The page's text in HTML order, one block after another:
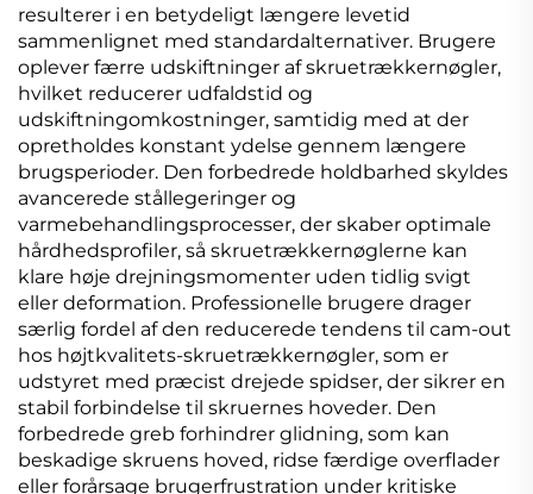
resulterer i en betydeligt længere levetid
sammenlignet med standardalternativer. Brugere
oplever færre udskiftninger af skruetrækkernøgler,
hvilket reducerer udfaldstid og
udskiftningomkostninger, samtidig med at der
opretholdes konstant ydelse gennem længere
brugsperioder. Den forbedrede holdbarhed skyldes
avancerede stållegeringer og
varmebehandlingsprocesser, der skaber optimale
hårdhedsprofiler, så skruetrækkernøglerne kan
klare høje drejningsmomenter uden tidlig svigt
eller deformation. Professionelle brugere drager
særlig fordel af den reducerede tendens til cam-out
hos højtkvalitets-skruetrækkernøgler, som er
udstyret med præcist drejede spidser, der sikrer en
stabil forbindelse til skruernes hoveder. Den
forbedrede greb forhindrer glidning, som kan
beskadige skruens hoved, ridse færdige overflader
eller forårsage brugerfrustration under kritiske